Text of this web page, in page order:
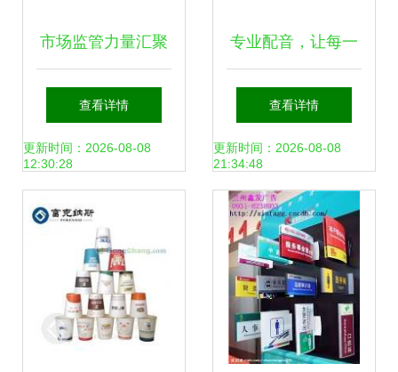
市场监管力量汇聚
爱心 永州市创新举
措鼓励企业广告助
力疫情防控”，各类
创意传递温暖与责
任
查看详情
更新时间：2026-08-08
12:30:28
专业配音，让每一
段声音都成为品牌
名片
查看详情
更新时间：2026-08-08
21:34:48